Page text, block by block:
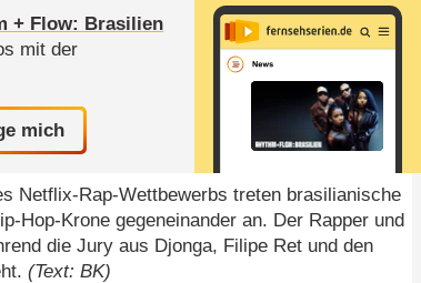
+ Flow: Brasilien
mit der
mich
Netflix-Rap-Wettbewerbs treten brasilianische
Hop-Krone gegeneinander an. Der Rapper und
die Jury aus Djonga, Filipe Ret und den
(Text: BK)